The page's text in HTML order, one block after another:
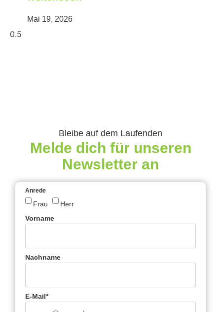
Mai 19, 2026
Bleibe auf dem Laufenden
Melde dich für unseren
Newsletter an
Anrede
Frau
Herr
Vorname
Nachname
E-Mail*